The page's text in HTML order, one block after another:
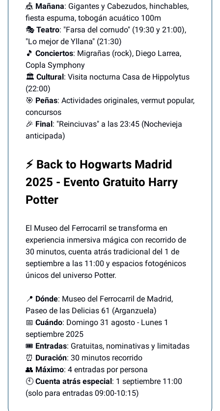
🎪 Mañana: Gigantes y Cabezudos, hinchables,
fiesta espuma, tobogán acuático 100m
🎭 Teatro: "Farsa del cornudo" (19:30 y 21:00),
"Lo mejor de Yllana" (21:30)
🎵 Conciertos: Migrañas (rock), Diego Larrea,
Copla Symphony
🏛️ Cultural : Visita nocturna Casa de Hippolytus
(22:00)
🎯 Peñas: Actividades originales, vermut popular,
concursos
🎉 Final : "Reinciuvas" a las 23:45 (Nochevieja
anticipada)
⚡ Back to Hogwarts Madrid
2025 - Evento Gratuito Harry
Potter
El Museo del Ferrocarril se transforma en
experiencia inmersiva mágica con recorrido de
30 minutos, cuenta atrás tradicional del 1 de
septiembre a las 11:00 y espacios fotogénicos
únicos del universo Potter.
📍 Dónde: Museo del Ferrocarril de Madrid,
Paseo de las Delicias 61 (Arganzuela)
📅 Cuándo: Domingo 31 agosto - Lunes 1
septiembre 2025
🎟️ Entradas: Gratuitas, nominativas y limitadas
⏰ Duración: 30 minutos recorrido
👥 Máximo: 4 entradas por persona
🕙 Cuenta atrás especial : 1 septiembre 11:00
(solo para entradas 09:00-10:15)